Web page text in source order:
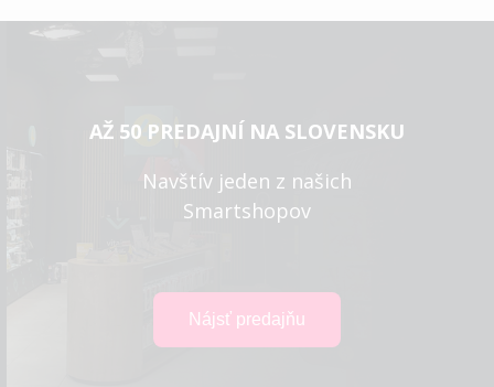
AŽ 50 PREDAJNÍ NA SLOVENSKU
Navštív jeden z našich
Smartshopov